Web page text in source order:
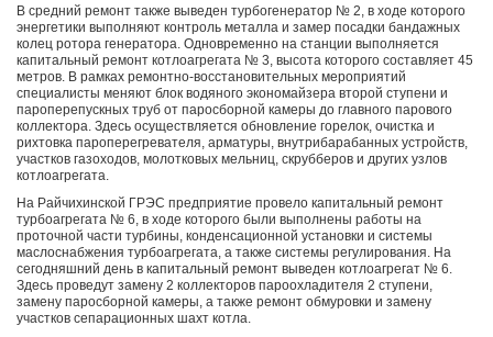
В средний ремонт также выведен турбогенератор № 2, в ходе которого
энергетики выполняют контроль металла и замер посадки бандажных
колец ротора генератора. Одновременно на станции выполняется
капитальный ремонт котлоагрегата № 3, высота которого составляет 45
метров. В рамках ремонтно-восстановительных мероприятий
специалисты меняют блок водяного экономайзера второй ступени и
пароперепускных труб от паросборной камеры до главного парового
коллектора. Здесь осуществляется обновление горелок, очистка и
рихтовка пароперегревателя, арматуры, внутрибарабанных устройств,
участков газоходов, молотковых мельниц, скрубберов и других узлов
котлоагрегата.
На Райчихинской ГРЭС предприятие провело капитальный ремонт
турбоагрегата № 6, в ходе которого были выполнены работы на
проточной части турбины, конденсационной установки и системы
маслоснабжения турбоагрегата, а также системы регулирования. На
сегодняшний день в капитальный ремонт выведен котлоагрегат № 6.
Здесь проведут замену 2 коллекторов пароохладителя 2 ступени,
замену паросборной камеры, а также ремонт обмуровки и замену
участков сепарационных шахт котла.